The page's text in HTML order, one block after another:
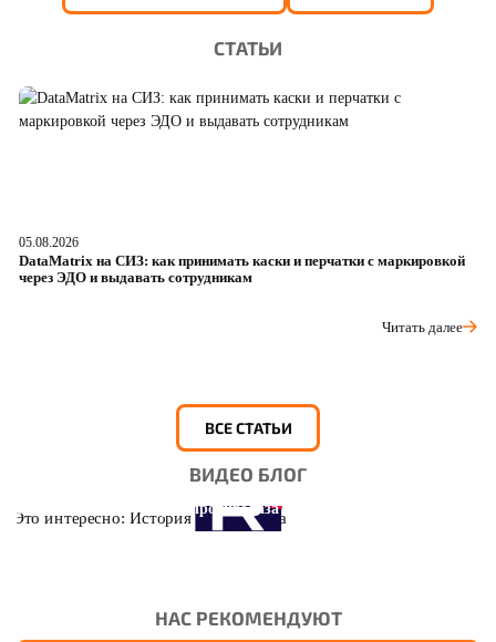
СТАТЬИ
05.08.2026
DataMatrix на СИЗ: как принимать каски и перчатки с маркировкой
через ЭДО и выдавать сотрудникам
Читать далее
ВСЕ СТАТЬИ
ВИДЕО БЛОГ
Это интересно: История противогаза
НАС РЕКОМЕНДУЮТ